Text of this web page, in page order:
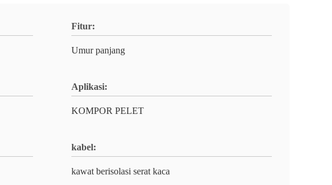
Fitur:
Umur panjang
Aplikasi:
KOMPOR PELET
kabel:
kawat berisolasi serat kaca